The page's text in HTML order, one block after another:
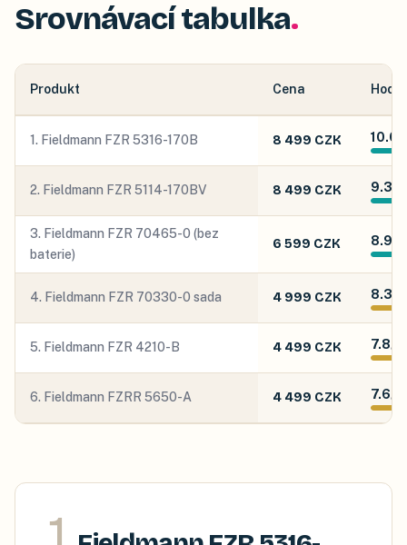
Srovnávací tabulka
Produkt Cena
1. Fieldmann FZR 5316-170B 8 499 CZK 10.0
2. Fieldmann FZR 5114-170BV 8 499 CZK 9.3
3. Fieldmann FZR 70465-0 (bez
baterie)
6 599 CZK 8.9
4. Fieldmann FZR 70330-0 sada 4 999 CZK 8.3
5. Fieldmann FZR 4210-B 4 499 CZK 7.8/
6. Fieldmann FZRR 5650-A 4 499 CZK 7.6/